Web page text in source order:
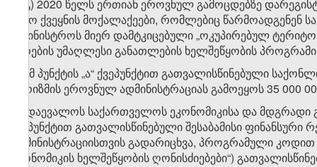
.გ) 2020 წელს ერთიან ეროვნულ გამოცდებზე
უცხო ქვეყნის მოქალაქეები, რომლებიც
სამინისტროს მიერ დამტკიცებული „ოკუპირებულ
პირების უმაღლესი განათლების ხელშეწყობის
გ) ამ პუნქტის „ა“ ქვეპუნქტით გათვალისწინებული
ტურიზმის ეროვნულ ადმინისტრაციას გამოეყოს 35
დ) დაევალოს საქართველოს ეკონომიკისა და მდგრადი
ქვეპუნქტით გათვალისწინებული შესაბამისი
ადმინისტრაციისთვის გადარიცხვა, პროგრამული
ეკონომიკის ხელშეწყობის ღონისძიებები“)